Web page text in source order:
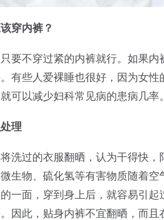
穿内裤？
要不穿过紧的内裤就行。如果
有些人爱裸睡也很好，因为女
可以减少妇科常见病的患病几率
理
洗过的衣服翻晒，认为干得快
生物、硫化氢等有害物质随着
一面，穿到身上后，就容易引
因此，贴身内裤不宜翻晒，而